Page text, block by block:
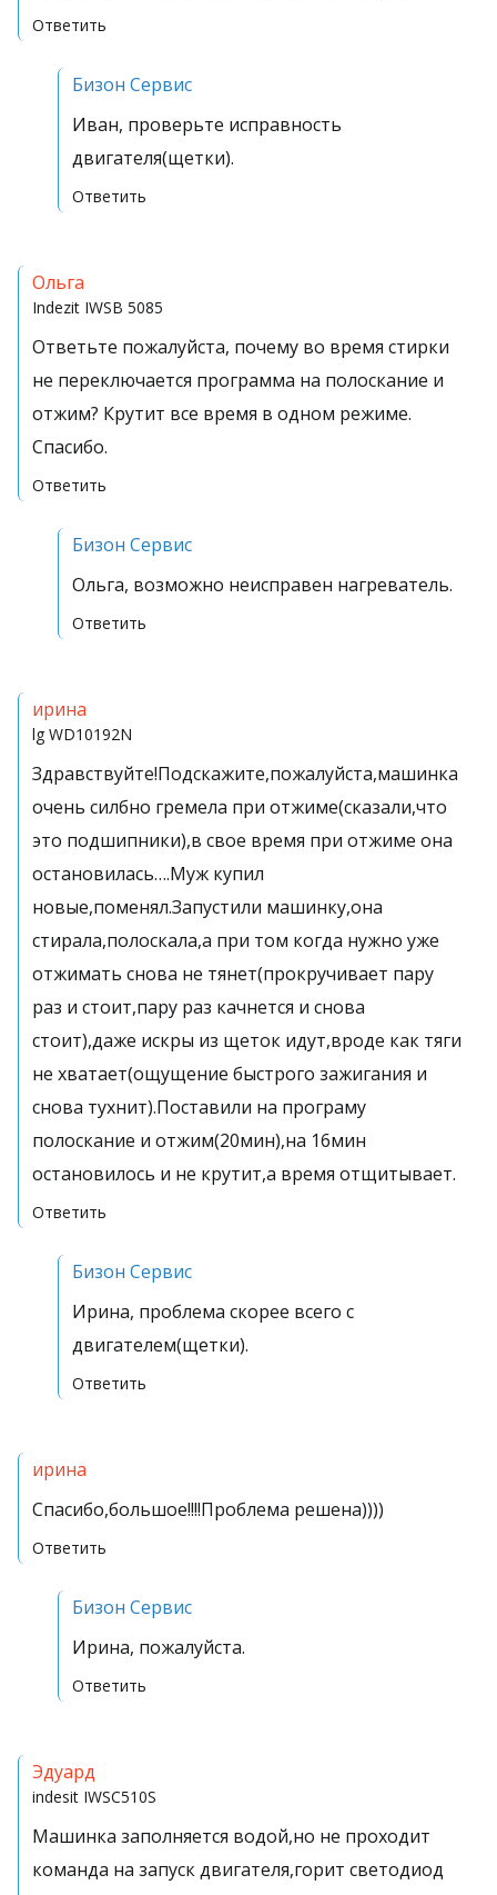
Ответить
Бизон Сервис
Иван, проверьте исправность
двигателя(щетки).
Ответить
Ольга
Indezit IWSB 5085
Ответьте пожалуйста, почему во время стирки
не переключается программа на полоскание и
отжим? Крутит все время в одном режиме.
Спасибо.
Ответить
Бизон Сервис
Ольга, возможно неисправен нагреватель.
Ответить
ирина
lg WD10192N
Здравствуйте!Подскажите,пожалуйста,машинка
очень силбно гремела при отжиме(сказали,что
это подшипники),в свое время при отжиме она
остановилась….Муж купил
новые,поменял.Запустили машинку,она
стирала,полоскала,а при том когда нужно уже
отжимать снова не тянет(прокручивает пару
раз и стоит,пару раз качнется и снова
стоит),даже искры из щеток идут,вроде как тяги
не хватает(ощущение быстрого зажигания и
снова тухнит).Поставили на програму
полоскание и отжим(20мин),на 16мин
остановилось и не крутит,а время отщитывает.
Ответить
Бизон Сервис
Ирина, проблема скорее всего с
двигателем(щетки).
Ответить
ирина
Спасибо,большое!!!!Проблема решена))))
Ответить
Бизон Сервис
Ирина, пожалуйста.
Ответить
Эдуард
indesit IWSC510S
Машинка заполняется водой,но не проходит
команда на запуск двигателя,горит светодиод